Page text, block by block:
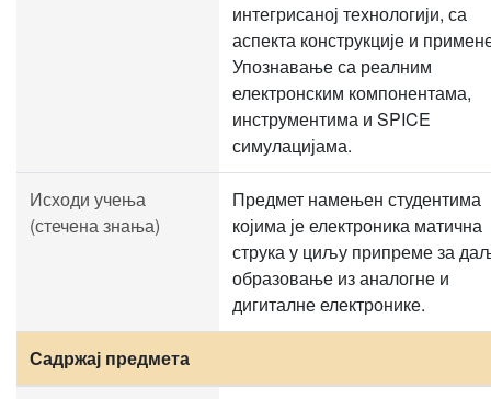
интегрисаној технологији, са
аспекта конструкције и
Упознавање са реалним
електронским компонентама,
инструментима и SPICE
симулацијама.
Исходи учења
(стечена знања)
Предмет намењен студентима
којима је електроника матична
струка у циљу припреме за
образовање из аналогне и
дигиталне електронике.
Садржај предмета